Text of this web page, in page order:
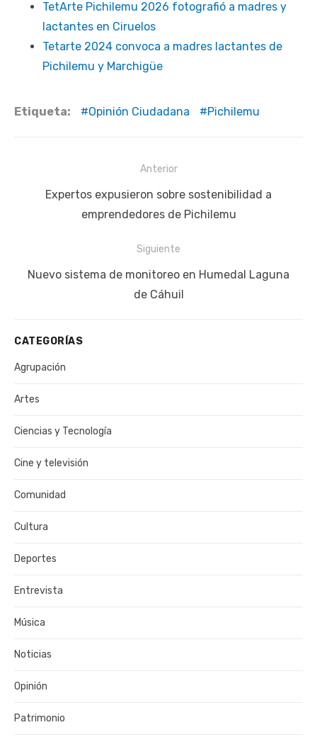
TetArte Pichilemu 2026 fotografió a madres y
lactantes en Ciruelos
Tetarte 2024 convoca a madres lactantes de
Pichilemu y Marchigüe
Etiqueta: Opinión Ciudadana Pichilemu
entradas
Anterior
Publicación
Expertos expusieron sobre sostenibilidad a
emprendedores de Pichilemu
Siguiente
Siguiente
Nuevo sistema de monitoreo en Humedal Laguna
de Cáhuil
CATEGORÍAS
Agrupación
Artes
Ciencias y Tecnología
Cine y televisión
Comunidad
Cultura
Deportes
Entrevista
Música
Noticias
Opinión
Patrimonio